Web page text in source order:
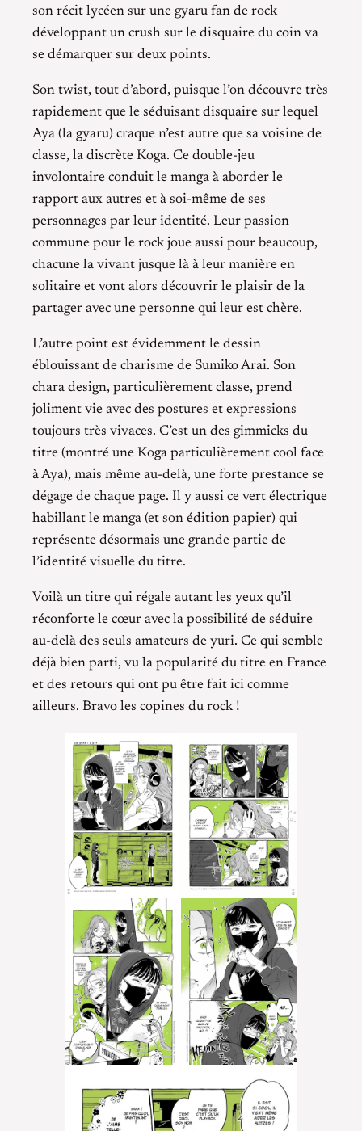
son récit lycéen sur une gyaru fan de rock
développant un crush sur le disquaire du coin va
se démarquer sur deux points.
Son twist, tout d’abord, puisque l’on découvre très
rapidement que le séduisant disquaire sur lequel
Aya (la gyaru) craque n’est autre que sa voisine de
classe, la discrète Koga. Ce double-jeu
involontaire conduit le manga à aborder le
rapport aux autres et à soi-même de ses
personnages par leur identité. Leur passion
commune pour le rock joue aussi pour beaucoup,
chacune la vivant jusque là à leur manière en
solitaire et vont alors découvrir le plaisir de la
partager avec une personne qui leur est chère.
L’autre point est évidemment le dessin
éblouissant de charisme de Sumiko Arai. Son
chara design, particulièrement classe, prend
joliment vie avec des postures et expressions
toujours très vivaces. C’est un des gimmicks du
titre (montré une Koga particulièrement cool face
à Aya), mais même au-delà, une forte prestance se
dégage de chaque page. Il y aussi ce vert électrique
habillant le manga (et son édition papier) qui
représente désormais une grande partie de
l’identité visuelle du titre.
Voilà un titre qui régale autant les yeux qu’il
réconforte le cœur avec la possibilité de séduire
au-delà des seuls amateurs de yuri. Ce qui semble
déjà bien parti, vu la popularité du titre en France
et des retours qui ont pu être fait ici comme
ailleurs. Bravo les copines du rock !